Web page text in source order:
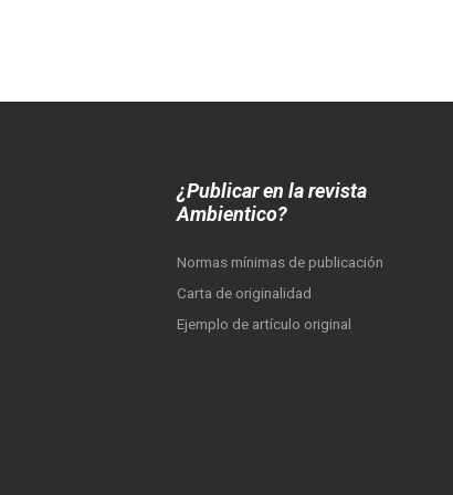
¿Publicar en la revista
Ambientico?
Normas mínimas de publicación
Carta de originalidad
Ejemplo de artículo original